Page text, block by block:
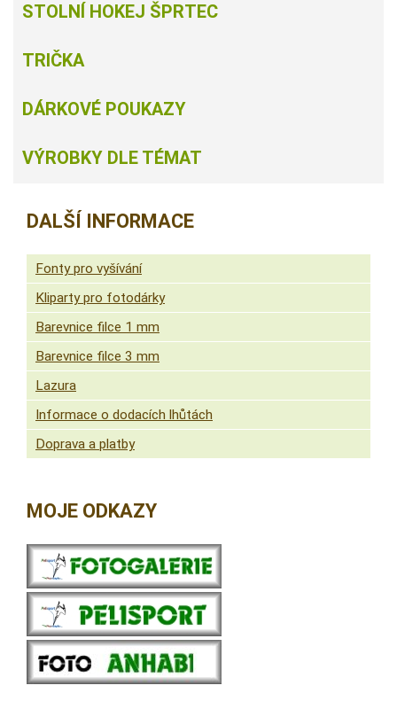
STOLNÍ HOKEJ ŠPRTEC
TRIČKA
DÁRKOVÉ POUKAZY
VÝROBKY DLE TÉMAT
DALŠÍ INFORMACE
Fonty pro vyšívání
Kliparty pro fotodárky
Barevnice filce 1 mm
Barevnice filce 3 mm
Lazura
Informace o dodacích lhůtách
Doprava a platby
MOJE ODKAZY